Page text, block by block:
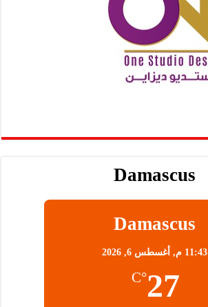
Damascus
Damascus
11:43 م, أغسطس 6, 2026
27
°C